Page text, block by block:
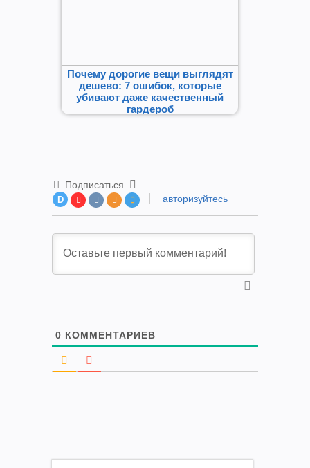
Почему дорогие вещи выглядят
дешево: 7 ошибок, которые
убивают даже качественный
гардероб
Подписаться
D авторизуйтесь
0 КОММЕНТАРИЕВ